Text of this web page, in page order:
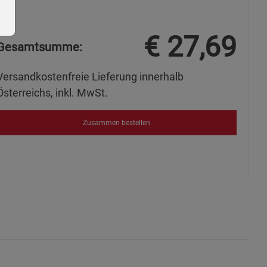
€ 27,69
Lieferung innerhalb
inkl. MwSt.
Zusammen bestellen
Gruppe